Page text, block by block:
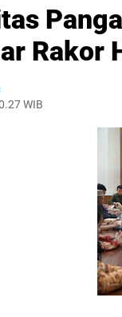
Rakor
WIB